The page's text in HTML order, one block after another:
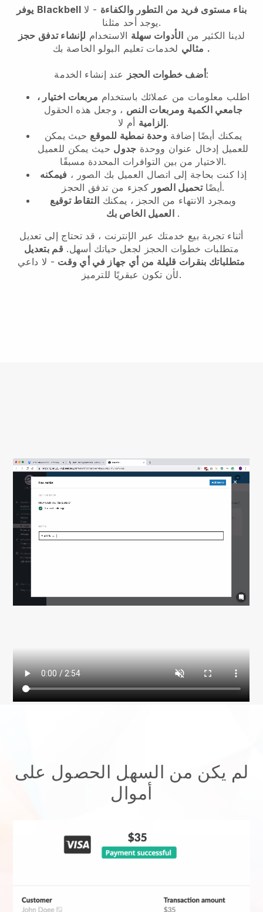
يوفر Blackbell بناء مستوى فريد من التطور والكفاءة - لا
يوجد أحد مثلنا.
لدينا الكثير من الأدوات سهلة الاستخدام لإنشاء تدفق حجز
مثالي لخدمات تعليم البولو الخاصة بك .
أضف خطوات الحجزعند إنشاء الخدمة:
اطلب معلومات من عملائك باستخدام مربعات اختيار ،
جامعي الكمية ومربعات النص ، وجعل هذه الحقول
إلزاميةأم لا.
يمكنك أيضًا إضافة وحدة نمطية للموقع حيث يمكن
للعميل إدخال عنوان ووحدة جدول حيث يمكن للعميل
الاختيار من بين التوافرات المحددة مسبقًا.
إذا كنت بحاجة إلى اتصال العميل بك الصور ، فيمكنه
أيضًاتحميل الصور
كجزء من تدفق الحجز.
وبمجرد الانتهاء من الحجز ، يمكنك التقاط توقيع
العميل الخاص بك .
أثناء تجربة بيع خدمتك عبر الإنترنت ، قد تحتاج إلى تعديل
متطلبات خطوات الحجز لجعل حياتك أسهل. قم بتعديل
متطلباتك بنقرات قليلة من أي جهاز في أي وقت - لا داعي
لأن تكون عبقريًا للترميز.
لم يكن من السهل الحصول على
أموال